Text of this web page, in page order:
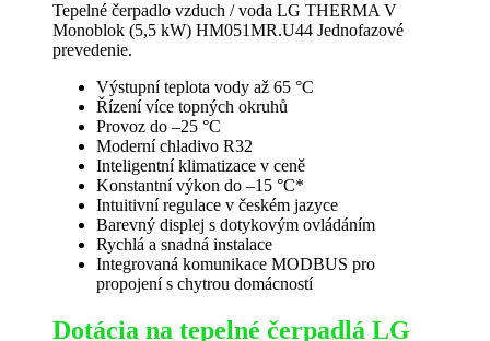
Tepelné čerpadlo vzduch / voda LG THERMA V
Monoblok (5,5 kW) HM051MR.U44 Jednofazové
prevedenie.
Výstupní teplota vody až 65 °C
Řízení více topných okruhů
Provoz do –25 °C
Moderní chladivo R32
Inteligentní klimatizace v ceně
Konstantní výkon do –15 °C*
Intuitivní regulace v českém jazyce
Barevný displej s dotykovým ovládáním
Rychlá a snadná instalace
Integrovaná komunikace MODBUS pro
propojení s chytrou domácností
Dotácia na tepelné čerpadlá LG